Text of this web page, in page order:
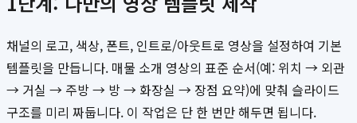
채널의 로고, 색상, 폰트, 인트로/아웃트로 영상을 설정하여 기본
템플릿을 만듭니다. 매물 소개 영상의 표준 순서(예: 위치 → 외관
→ 거실 → 주방 → 방 → 화장실 → 장점 요약)에 맞춰 슬라이드
구조를 미리 짜둡니다. 이 작업은 단 한 번만 해두면 됩니다.